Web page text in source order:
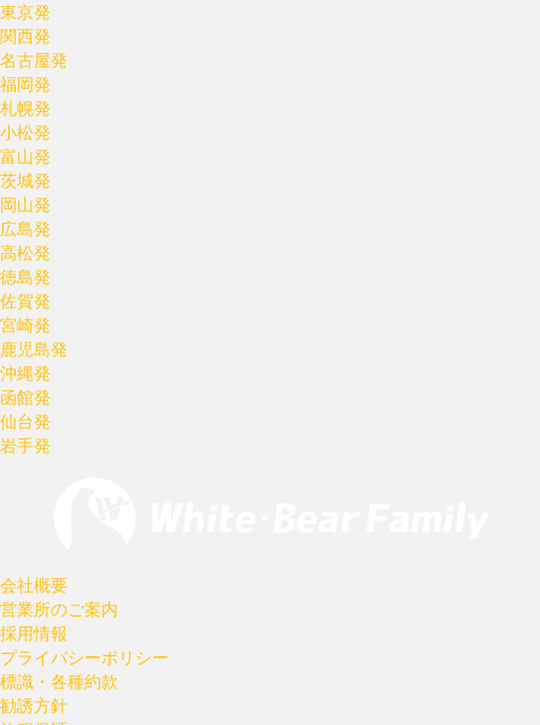
東京発
関西発
名古屋発
福岡発
札幌発
小松発
富山発
茨城発
岡山発
広島発
高松発
徳島発
佐賀発
宮崎発
鹿児島発
沖縄発
函館発
仙台発
岩手発
会社概要
営業所のご案内
採用情報
プライバシーポリシー
標識・各種約款
勧誘方針